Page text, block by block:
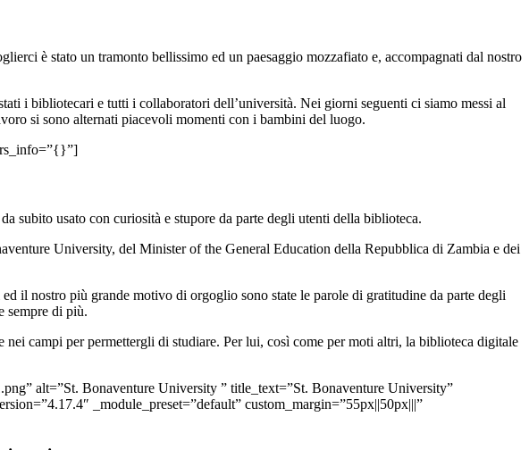
è stato un tramonto bellissimo ed un paesaggio mozzafiato e, accompagnati dal nostro
i bibliotecari e tutti i collaboratori dell’università. Nei giorni seguenti ci siamo messi al
si sono alternati piacevoli momenti con i bambini del luogo.
subito usato con curiosità e stupore da parte degli utenti della biblioteca.
University, del Minister of the General Education della Repubblica di Zambia e dei
il nostro più grande motivo di orgoglio sono state le parole di gratitudine da parte degli
sempre di più.
campi per permettergli di studiare. Per lui, così come per moti altri, la biblioteca digitale
alt=”St. Bonaventure University ” title_text=”St. Bonaventure University”
_module_preset=”default” custom_margin=”55px||50px|||”